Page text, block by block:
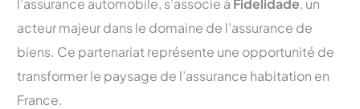
l’assurance automobile, s’associe à Fidelidade, un
acteur majeur dans le domaine de l’assurance de
biens. Ce partenariat représente une opportunité de
transformer le paysage de l’assurance habitation en
France.